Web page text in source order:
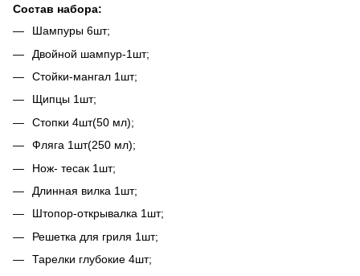
Состав набора:
Шампуры 6шт;
Двойной шампур-1шт;
Стойки-мангал 1шт;
Щипцы 1шт;
Стопки 4шт(50 мл);
Фляга 1шт(250 мл);
Нож- тесак 1шт;
Длинная вилка 1шт;
Штопор-открывалка 1шт;
Решетка для гриля 1шт;
Тарелки глубокие 4шт;